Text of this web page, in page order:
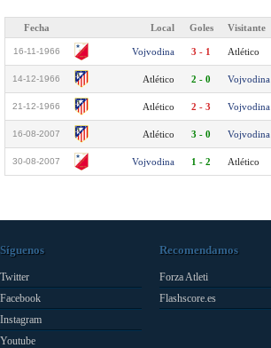
Fecha Local Goles Visitante
16-11-1966 Vojvodina 3 - 1 Atlético
14-12-1966 Atlético 2 - 0 Vojvodina
21-12-1966 Atlético 2 - 3 Vojvodina
16-08-2007 Atlético 3 - 0 Vojvodina
30-08-2007 Vojvodina 1 - 2 Atlético
Síguenos
Twitter
Facebook
Instagram
Youtube
Recomendamos
Forza Atleti
Flashscore.es